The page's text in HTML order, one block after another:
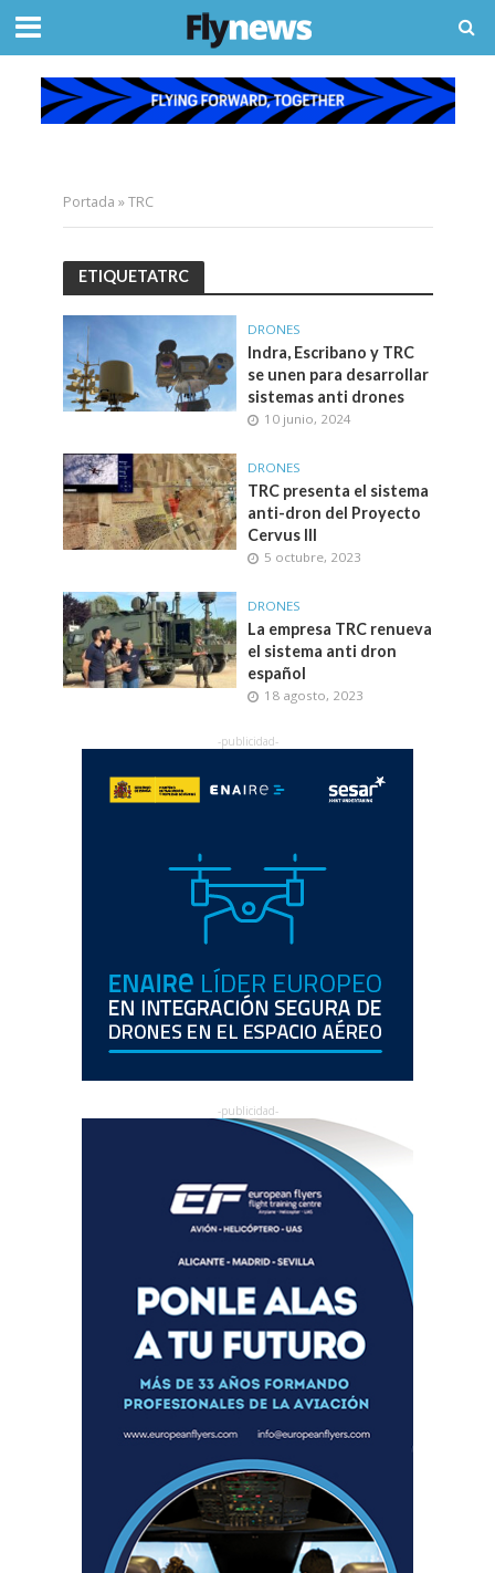
Portada »TRC
ETIQUETATRC
DRONES
Indra, Escribano y TRC
se unen para desarrollar
sistemas anti drones
10 junio, 2024
DRONES
TRC presenta el sistema
anti-dron del Proyecto
Cervus III
5 octubre, 2023
DRONES
La empresa TRC renueva
el sistema anti dron
español
18 agosto, 2023